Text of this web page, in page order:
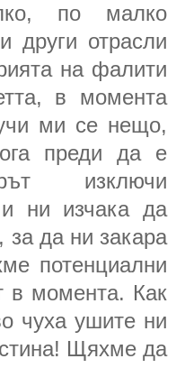
по малко
други отрасли
на фалити
в момента
ми се нещо,
преди да е
изключи
ни изчака да
да ни закара
потенциални
в момента. Как
чуха ушите ни
Щяхме да